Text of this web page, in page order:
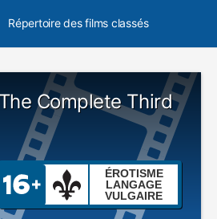
Répertoire des films classés
Complete Third
ÉROTISME
LANGAGE
VULGAIRE